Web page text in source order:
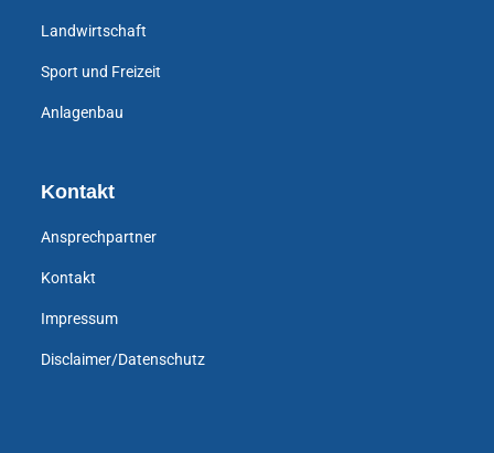
Landwirtschaft
Sport und Freizeit
Anlagenbau
Kontakt
Ansprechpartner
Kontakt
Impressum
Disclaimer/Datenschutz